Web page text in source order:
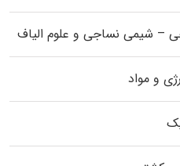
– شیمی نساجی و علوم الیاف
و مواد